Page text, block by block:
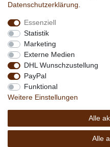
Copyright © 2026
Daten­schutz­erklärung
Essenziell
Statistik
Marketing
Externe Medien
DHL Wunschzustellung
PayPal
Funktional
Weitere Einstellungen
Alle
Alle